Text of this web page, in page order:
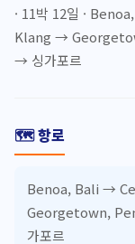
· 11박 12일 ·
Klang →
→ 싱가포르
🗺️ 항로
Benoa, Bali →
Georgetown,
가포르